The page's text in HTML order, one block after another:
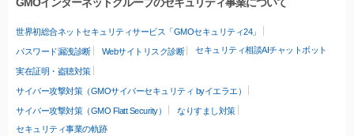
世界初総合ネットセキュリティサービス「GMOセキュリティ24」
パスワード漏洩診断 Webサイトリスク診断 セキュリティ相談AIチャットボット
実在証明・盗聴対策
サイバー攻撃対策（GMOサイバーセキュリティ byイエラエ）
サイバー攻撃対策（GMO Flatt Security）
なりすまし対策
セキュリティ事業の軌跡